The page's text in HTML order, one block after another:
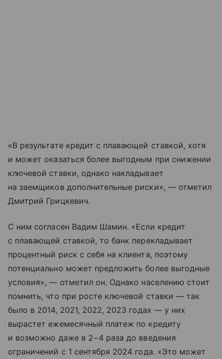
«В результате кредит с плавающей ставкой, хотя
и может оказаться более выгодным при снижении
ключевой ставки, однако накладывает
на заемщиков дополнительные риски», — отметил
Дмитрий Грицкевич.
С ним согласен Вадим Шамин. «Если кредит
с плавающей ставкой, то банк перекладывает
процентный риск с себя на клиента, поэтому
потенциально может предложить более выгодные
условия», — отметил он. Однако населению стоит
помнить, что при росте ключевой ставки — так
было в 2014, 2021, 2022, 2023 годах — у них
вырастет ежемесячный платеж по кредиту
и возможно даже в 2−4 раза до введения
ограничений с 1 сентября 2024 года. «Это может